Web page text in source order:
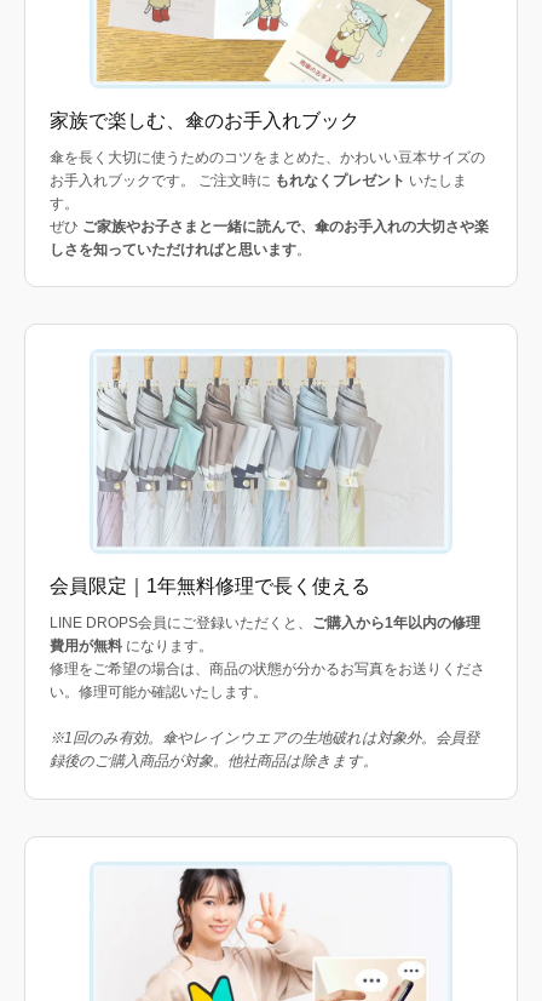
家族で楽しむ、傘のお手入れブック
傘を長く大切に使うためのコツをまとめた、かわいい豆本サイズの
お手入れブックです。 ご注文時に もれなくプレゼント いたしま
す。
ぜひ ご家族やお子さまと一緒に読んで、傘のお手入れの大切さや楽
しさを知っていただければと思います。
会員限定｜1年無料修理で長く使える
LINE DROPS会員にご登録いただくと、 ご購入から1年以内の修理
費用が無料 になります。
修理をご希望の場合は、商品の状態が分かるお写真をお送りくださ
い。修理可能か確認いたします。
※1回のみ有効。傘やレインウエアの生地破れは対象外。会員登
録後のご購入商品が対象。他社商品は除きます。